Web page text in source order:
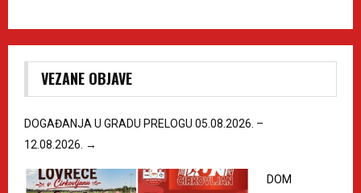
VEZANE OBJAVE
DOGAĐANJA U GRADU PRELOGU 05.08.2026. –
12.08.2026. →
DOM